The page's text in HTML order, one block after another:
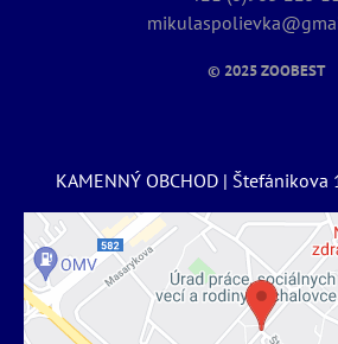
© 2025ZOOBEST
KAMENNÝ OBCHOD |